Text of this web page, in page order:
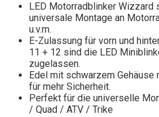
LED Motorradblinker Wizzard
universale Montage an
u.v.m.
E-Zulassung für vorn und
11 + 12 sind die LED
zugelassen.
Edel mit schwarzem Gehäuse
für mehr Sicherheit.
Perfekt für die universelle
/ Quad / ATV / Trike